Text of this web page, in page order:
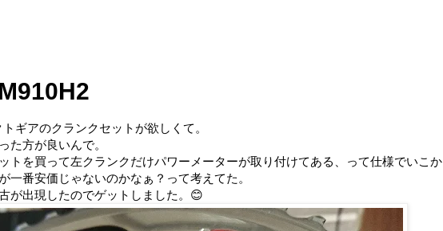
ギアのクランクセットが欲しくて。
た方が良いんで。
トを買って左クランクだけパワーメーターが取り付けてある、って仕様でいこか
一番安価じゃないのかなぁ？って考えてた。
が出現したのでゲットしました。😊